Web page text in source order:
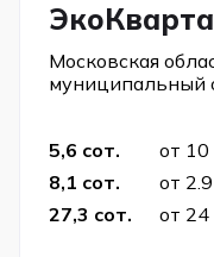
Московская
муниципальный
5,6 сот. от
8,1 сот.
от
27,3 сот.
от